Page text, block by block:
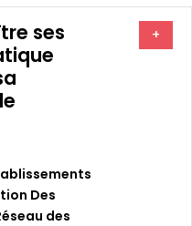
ses
Des
des
+